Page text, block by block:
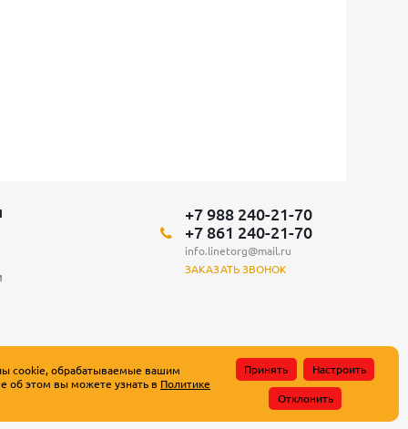
+7 988 240-21-70
+7 861 240-21-70
info.linetorg@mail.ru
ЗАКАЗАТЬ ЗВОНОК
437 Гражданского кодекса Российской Федерации.
cookie, обрабатываемые вашим
об этом вы можете узнать в Политике
Принять
Настроить
Отклонить